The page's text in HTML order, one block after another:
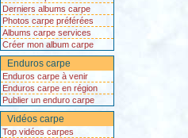
Derniers albums carpe
Photos carpe préférées
Albums carpe services
Créer mon album carpe
Enduros carpe
Enduros carpe à venir
Enduros carpe en région
Publier un enduro carpe
Vidéos carpe
Top vidéos carpes